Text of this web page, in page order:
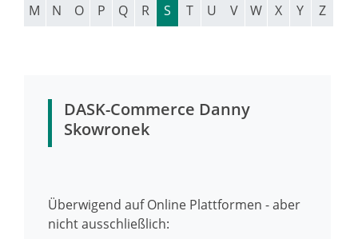
M
N O P Q R S T U V W X Y Z
DASK-Commerce Danny
Skowronek
Überwigend auf Online Plattformen - aber
nicht ausschließlich: